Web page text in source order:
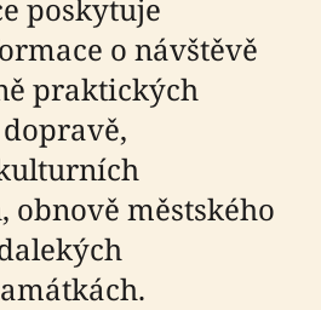
poskytuje
o návštěvě
praktických
obnově městského